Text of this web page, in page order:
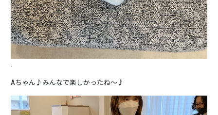
Aちゃん♪みんなで楽しかったね～♪